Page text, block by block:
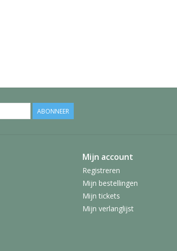
ABONNEER
Mijn account
Registreren
Mijn bestellingen
Mijn tickets
Mijn verlanglijst